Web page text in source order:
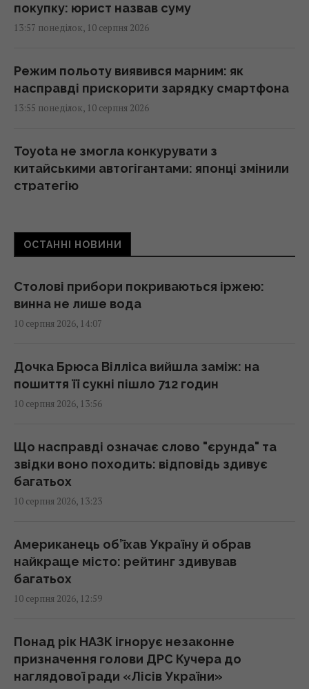
покупку: юрист назвав суму
13:57 понеділок, 10 серпня 2026
Режим польоту виявився марним: як
насправді прискорити зарядку смартфона
13:55 понеділок, 10 серпня 2026
Toyota не змогла конкурувати з
китайськими автогігантами: японці змінили
стратегію
Книгу повернули до бібліотеки через 150
астрономічною
13:49 понеділок, 10 серпня 2026
фронті: в ISW розкрили, наскільки це
можливо
13:34 понеділок, 10 серпня 2026
Складаю листя вишні в пакет і в морозилку:
взимку воно допомагає краще, ніж мед і
лимон
13:30 понеділок, 10 серпня 2026
USB-C у смартфоні вміє більше, ніж просто
заряджати: 8 корисних функцій
13:30 понеділок, 10 серпня 2026
підсилити нашу систему ППО, - Тимочко
13:19 понеділок, 10 серпня 2026
ОСТАННІ НОВИНИ
Столові прибори покриваються іржею:
винна не лише вода
10 серпня 2026, 14:07
Дочка Брюса Вілліса вийшла заміж: на
пошиття її сукні пішло 712 годин
10 серпня 2026, 13:56
Що насправді означає слово "єрунда" та
звідки воно походить: відповідь здивує
багатьох
10 серпня 2026, 13:23
Американець об’їхав Україну й обрав
найкраще місто: рейтинг здивував
багатьох
10 серпня 2026, 12:59
Понад рік НАЗК ігнорує незаконне
призначення голови ДРС Кучера до
наглядової ради «Лісів України»